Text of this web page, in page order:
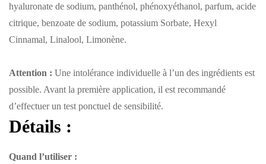
hyaluronate de sodium, panthénol, phénoxyéthanol, parfum, acide
citrique, benzoate de sodium, potassium Sorbate, Hexyl
Cinnamal, Linalool, Limonène.
Attention : Une intolérance individuelle à l’un des ingrédients est
possible. Avant la première application, il est recommandé
d’effectuer un test ponctuel de sensibilité.
Détails :
Quand l’utiliser :